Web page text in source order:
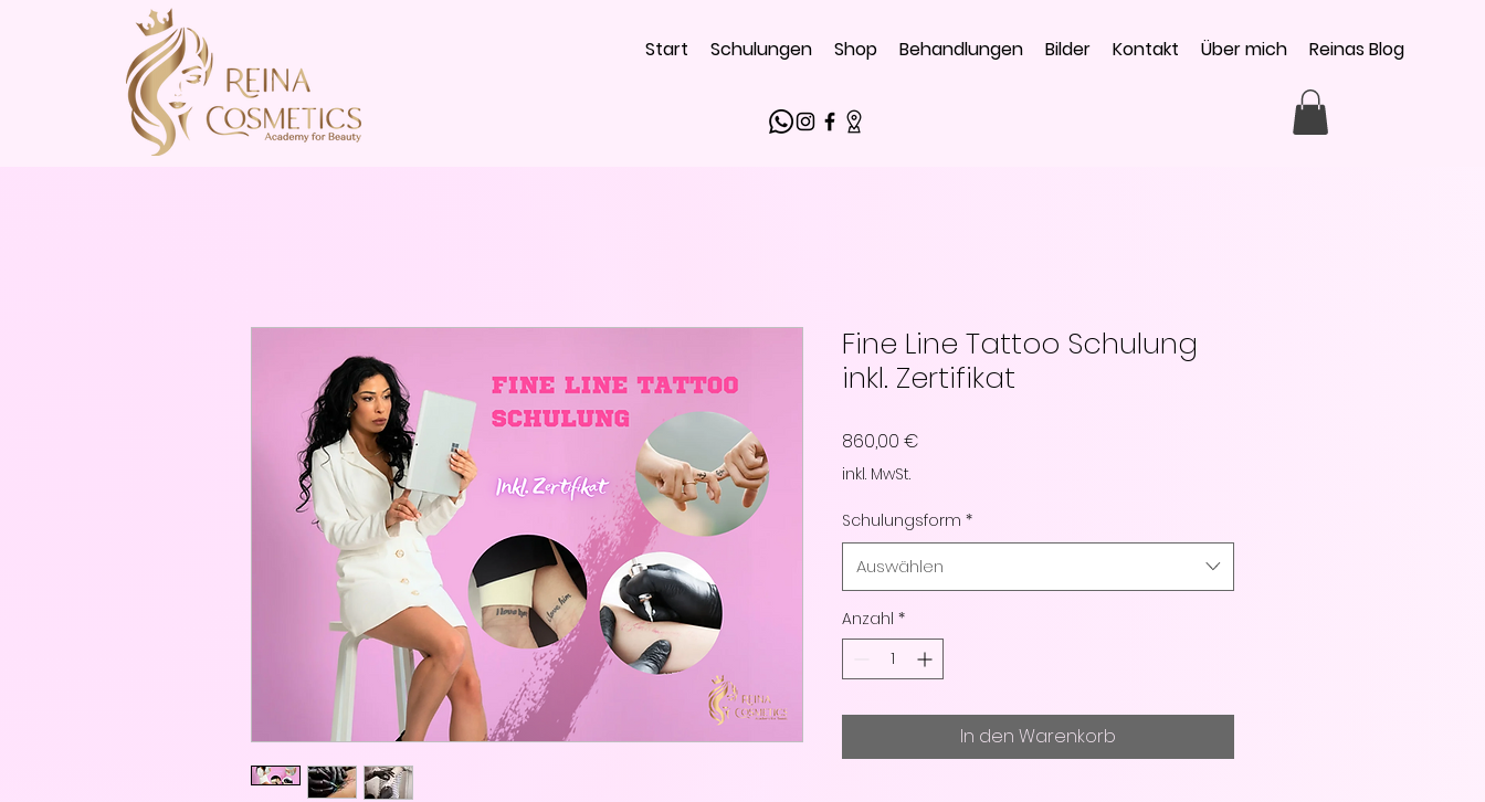
Start Schulungen Shop Behandlungen Bilder Kontakt Über mich Reinas Blog
Fine Line Tattoo Schulung
inkl. Zertifikat
860,00 €
inkl. MwSt.
Schulungsform *
Auswählen
Anzahl *
In den Warenkorb